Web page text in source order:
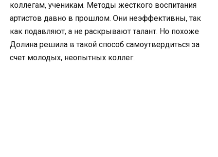
коллегам, ученикам. Методы жесткого воспитания
артистов давно в прошлом. Они неэффективны, так
как подавляют, а не раскрывают талант. Но похоже
Долина решила в такой способ самоутвердиться за
счет молодых, неопытных коллег.